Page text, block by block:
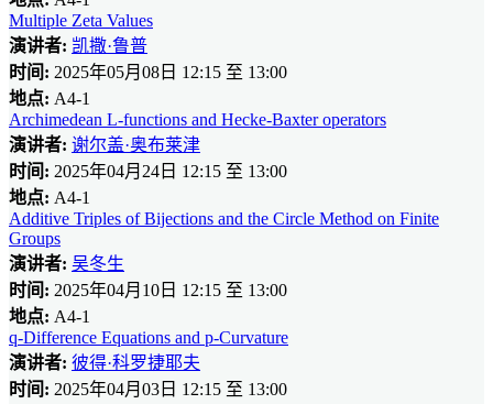
Multiple Zeta Values
演讲者: 凯撒·鲁普
时间: 2025年05月08日 12:15 至 13:00
地点: A4-1
Archimedean L-functions and Hecke-Baxter operators
演讲者: 谢尔盖·奥布莱津
时间: 2025年04月24日 12:15 至 13:00
地点: A4-1
Additive Triples of Bijections and the Circle Method on Finite
Groups
演讲者: 吴冬生
时间: 2025年04月10日 12:15 至 13:00
地点: A4-1
q-Difference Equations and p-Curvature
演讲者: 彼得·科罗捷耶夫
时间: 2025年04月03日 12:15 至 13:00